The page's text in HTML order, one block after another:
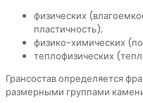
физических
пластичность);
физико-химических
теплофизических
Грансостав определяется
размерными группами